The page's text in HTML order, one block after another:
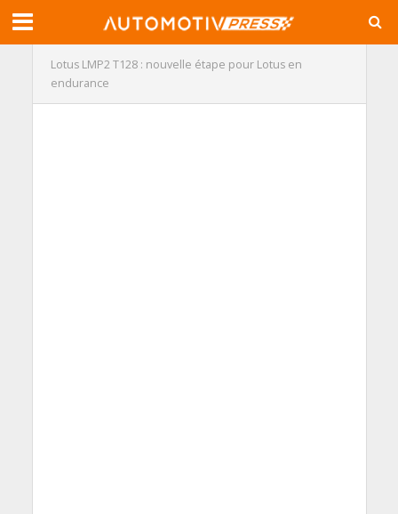
Lotus LMP2 T128 : nouvelle étape pour Lotus en
endurance